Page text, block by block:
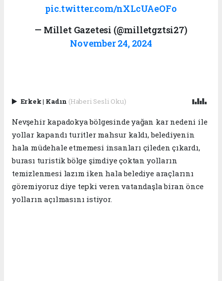
pic.twitter.com/nXLcUAeOFo
— Millet Gazetesi (@milletgztsi27)
November 24, 2024
Erkek| Kadın (Haberi Sesli Oku)
Nevşehir kapadokya bölgesinde yağan kar nedeni ile
yollar kapandı turitler mahsur kaldı, belediyenin
hala müdehale etmemesi insanları çileden çıkardı,
burası turistik bölge şimdiye çoktan yolların
temizlenmesi lazım iken hala belediye araçlarını
göremiyoruz diye tepki veren vatandaşla biran önce
yolların açılmasını istiyor.